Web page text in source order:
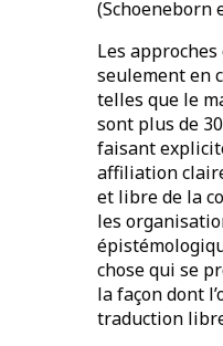
(Schoeneborn
Les
seulement en
telles que le
sont plus de
faisant
affiliation
et libre de la
les
chose qui se
la façon dont
traduction